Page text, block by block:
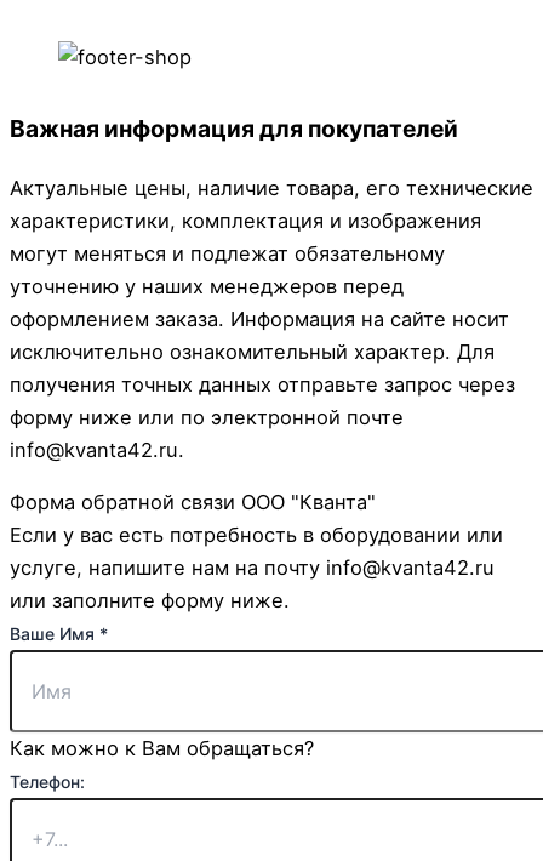
Важная информация для покупателей
Актуальные цены, наличие товара, его технические
характеристики, комплектация и изображения
могут меняться и подлежат обязательному
уточнению у наших менеджеров перед
оформлением заказа. Информация на сайте носит
исключительно ознакомительный характер. Для
получения точных данных отправьте запрос через
форму ниже или по электронной почте
info@kvanta42.ru.
Форма обратной связи ООО "Кванта"
Если у вас есть потребность в оборудовании или
услуге, напишите нам на почту info@kvanta42.ru
или заполните форму ниже.
Ваше Имя *
Как можно к Вам обращаться?
Страница:
Комментарий
Телефон: